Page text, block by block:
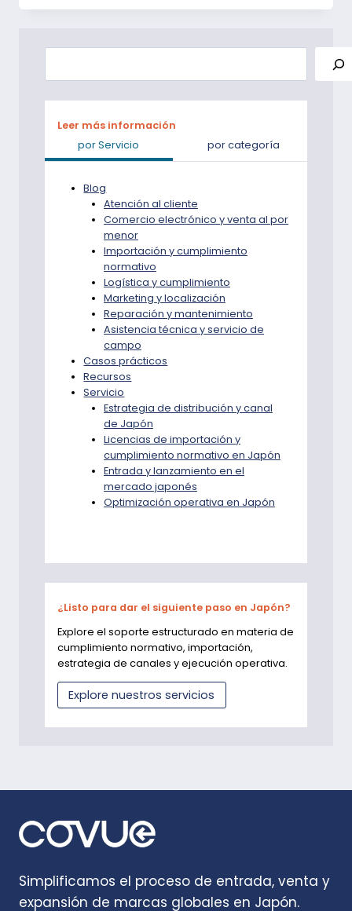
DIRECCIÓN
PARA
LOS
VENDEDORES
COMERCIO
ELECTRÓNICO.
Leer más información
por Servicio
por categoría
Blog
Atención al cliente
Comercio electrónico y venta al por
menor
Importación y cumplimiento
normativo
Logística y cumplimiento
Marketing y localización
Reparación y mantenimiento
Asistencia técnica y servicio de
campo
Casos prácticos
Recursos
Servicio
Estrategia de distribución y canal
de Japón
Licencias de importación y
cumplimiento normativo en Japón
Entrada y lanzamiento en el
mercado japonés
Optimización operativa en Japón
¿Listo para dar el siguiente paso en Japón?
Explore el soporte estructurado en materia de
cumplimiento normativo, importación,
estrategia de canales y ejecución operativa.
Explore nuestros servicios
Simplificamos el proceso de entrada, venta y
expansión de marcas globales en Japón.